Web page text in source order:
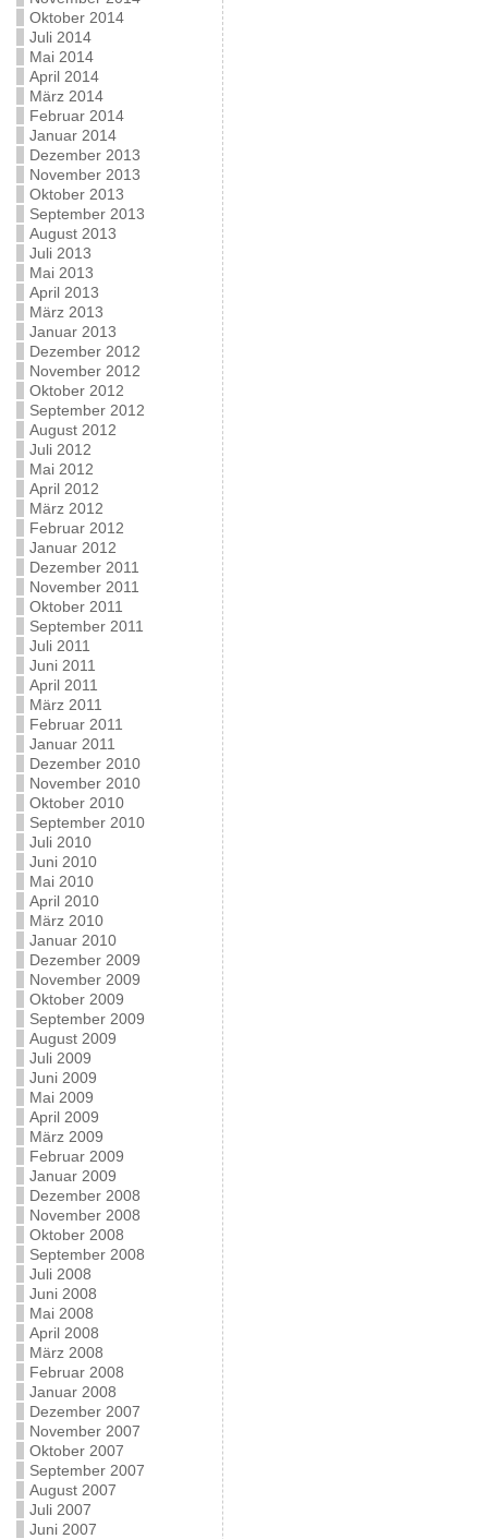
Oktober 2014
Juli 2014
Mai 2014
April 2014
März 2014
Februar 2014
Januar 2014
Dezember 2013
November 2013
Oktober 2013
September 2013
August 2013
Juli 2013
Mai 2013
April 2013
März 2013
Januar 2013
Dezember 2012
November 2012
Oktober 2012
September 2012
August 2012
Juli 2012
Mai 2012
April 2012
März 2012
Februar 2012
Januar 2012
Dezember 2011
November 2011
Oktober 2011
September 2011
Juli 2011
Juni 2011
April 2011
März 2011
Februar 2011
Januar 2011
Dezember 2010
November 2010
Oktober 2010
September 2010
Juli 2010
Juni 2010
Mai 2010
April 2010
März 2010
Januar 2010
Dezember 2009
November 2009
Oktober 2009
September 2009
August 2009
Juli 2009
Juni 2009
Mai 2009
April 2009
März 2009
Februar 2009
Januar 2009
Dezember 2008
November 2008
Oktober 2008
September 2008
Juli 2008
Juni 2008
Mai 2008
April 2008
März 2008
Februar 2008
Januar 2008
Dezember 2007
November 2007
Oktober 2007
September 2007
August 2007
Juli 2007
Juni 2007